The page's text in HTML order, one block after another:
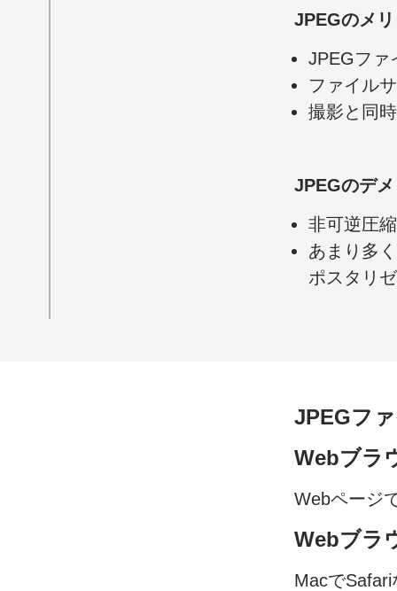
JPEGのメ
JPEGファ
ファイル
撮影と 同
JPEGのデ
非可逆圧
あまり 多
ポスタリ
JPEGフ
Webブラ
Webページ
Webブラ
MacでSafari